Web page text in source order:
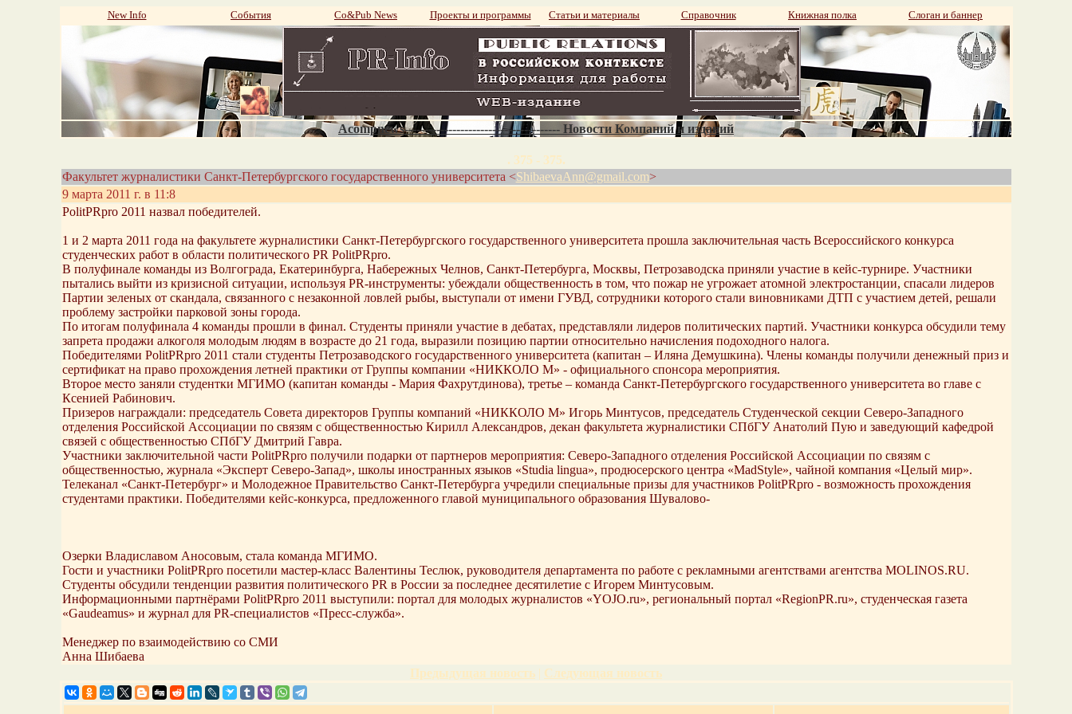
New Info События Со&Pub News Проекты и программы Статьи и материалы Справочник Книжная полка Слоган и баннер
Acompnews--------------------------------------- Новости Компаний и изданий
. 375 - 375.
Факультет журналистики Санкт-Петербургского государственного университета <ShibaevaAnn@gmail.com>
9 марта 2011 г. в 11:8
PolitPRpro 2011 назвал победителей.
1 и 2 марта 2011 года на факультете журналистики Санкт-Петербургского государственного университета прошла заключительная часть Всероссийского конкурса
студенческих работ в области политического PR PolitPRpro.
В полуфинале команды из Волгограда, Екатеринбурга, Набережных Челнов, Санкт-Петербурга, Москвы, Петрозаводска приняли участие в кейс-турнире. Участники
пытались выйти из кризисной ситуации, используя PR-инструменты: убеждали общественность в том, что пожар не угрожает атомной электростанции, спасали лидеров
Партии зеленых от скандала, связанного с незаконной ловлей рыбы, выступали от имени ГУВД, сотрудники которого стали виновниками ДТП с участием детей, решали
проблему застройки парковой зоны города.
По итогам полуфинала 4 команды прошли в финал. Студенты приняли участие в дебатах, представляли лидеров политических партий. Участники конкурса обсудили тему
запрета продажи алкоголя молодым людям в возрасте до 21 года, выразили позицию партии относительно начисления подоходного налога.
Победителями PolitPRpro 2011 стали студенты Петрозаводского государственного университета (капитан – Иляна Демушкина). Члены команды получили денежный приз и
сертификат на право прохождения летней практики от Группы компании «НИККОЛО М» - официального спонсора мероприятия.
Второе место заняли студентки МГИМО (капитан команды - Мария Фахрутдинова), третье – команда Санкт-Петербургского государственного университета во главе с
Ксенией Рабинович.
Призеров награждали: председатель Совета директоров Группы компаний «НИККОЛО М» Игорь Минтусов, председатель Студенческой секции Северо-Западного
отделения Российской Ассоциации по связям с общественностью Кирилл Александров, декан факультета журналистики СПбГУ Анатолий Пую и заведующий кафедрой
связей с общественностью СПбГУ Дмитрий Гавра.
Участники заключительной части PolitPRpro получили подарки от партнеров мероприятия: Северо-Западного отделения Российской Ассоциации по связям с
общественностью, журнала «Эксперт Северо-Запад», школы иностранных языков «Studia lingua», продюсерского центра «MadStyle», чайной компания «Целый мир».
Телеканал «Санкт-Петербург» и Молодежное Правительство Санкт-Петербурга учредили специальные призы для участников PolitPRpro - возможность прохождения
студентами практики. Победителями кейс-конкурса, предложенного главой муниципального образования Шувалово-
Озерки Владиславом Аносовым, стала команда МГИМО.
Гости и участники PolitPRpro посетили мастер-класс Валентины Теслюк, руководителя департамента по работе с рекламными агентствами агентства MOLINOS.RU.
Студенты обсудили тенденции развития политического PR в России за последнее десятилетие с Игорем Минтусовым.
Информационными партнёрами PolitPRpro 2011 выступили: портал для молодых журналистов «YOJO.ru», региональный портал «RegionPR.ru», студенческая газета
«Gaudeamus» и журнал для PR-специалистов «Пресс-служба».
Менеджер по взаимодействию со СМИ
Анна Шибаева
Предыдущая новость | Следующая новость